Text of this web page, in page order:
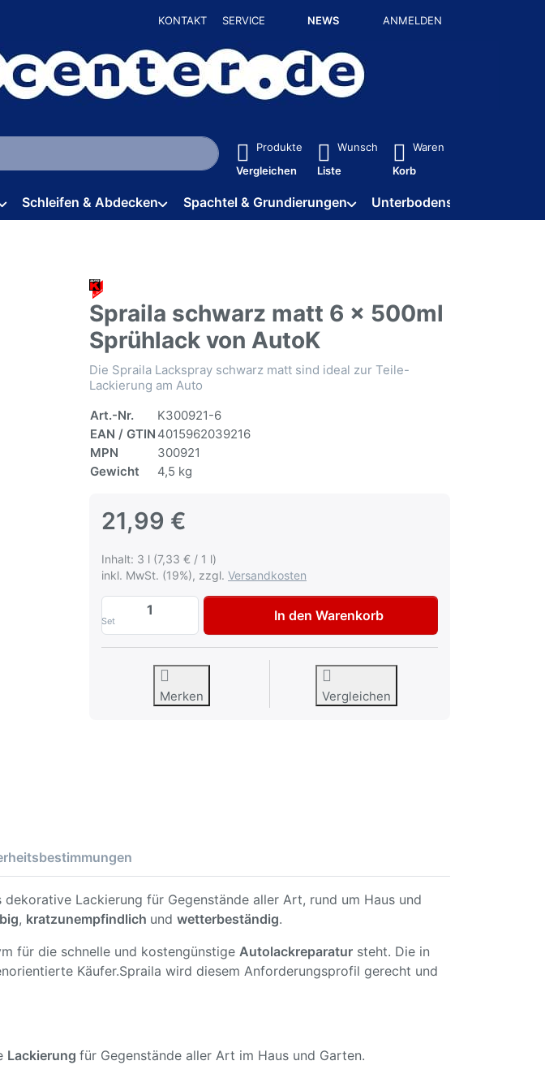
KONTAKT SERVICE NEWS ANMELDEN
Sie tippen, erscheinen automatisch erste Ergebnisse. Drücken Sie die Eingabetaste, um alle
Produkte
Vergleichen
Wunsch
Liste
Waren
Korb
Schleifen & Abdecken Spachtel & Grundierungen Unterbodenschutz / HV
Spraila schwarz matt 6 x 500ml
Sprühlack von AutoK
Die Spraila Lackspray schwarz matt sind ideal zur Teile-
Lackierung am Auto
Art.-Nr.
K300921-6
EAN / GTIN 4015962039216
MPN
300921
Gewicht
4,5 kg
21,99 €
Inhalt: 3 l (7,33 € / 1 l)
inkl. MwSt. (19%), zzgl. Versandkosten
Set
Spraila schwarz matt 6 x 500ml Sprühlack von AutoK zu
In den Warenkorb
Merken Vergleichen
dekorative Lackierung für Gegenstände aller Art, rund um Haus und
, kratzunempfindlich und wetterbeständig.
für die schnelle und kostengünstige Autolackreparatur steht. Die in
Käufer.Spraila wird diesem Anforderungsprofil gerecht und
Lackierung für Gegenstände aller Art im Haus und Garten.